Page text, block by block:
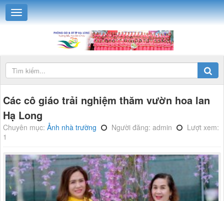
Các cô giáo trải nghiệm thăm vườn hoa lan
Hạ Long
Chuyên mục: Ảnh nhà trường Người đăng: admin
Lượt xem:
1